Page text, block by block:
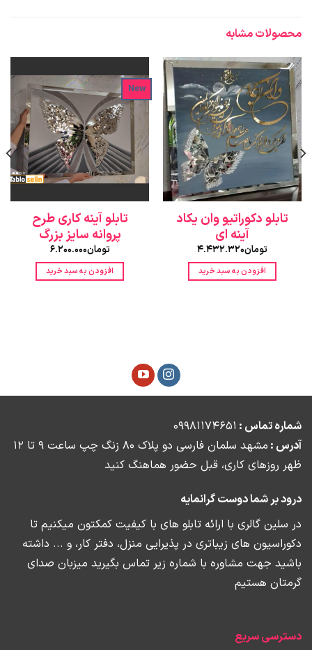
محصولات مشابه
تابلو دکوراتیو وان یکاد
آینه ای
تومان4.432.320
افزودن به سبد خرید
New
تابلو آینه کاری طرح
پروانه سایز بزرگ
تومان6.200.000
افزودن به سبد خرید
شماره تماس : 09981174651
آدرس : مشهد
سلمان فارسی دو پلاک 80 زنگ چپ ساعت 9 تا 12
ظهر روزهای کاری، قبل حضور هماهنگ کنید
درود بر شما دوست گرانمایه
در سلین گالری با ارائه تابلو های با کیفیت کمکتون میکنیم تا
دکوراسیون های زیباتری در پذیرایی منزل، دفتر کار، و ... داشته
باشید جهت مشاوره با شماره زیر تماس بگیرید میزبان صدای
گرمتان هستیم
دسترسی سریع